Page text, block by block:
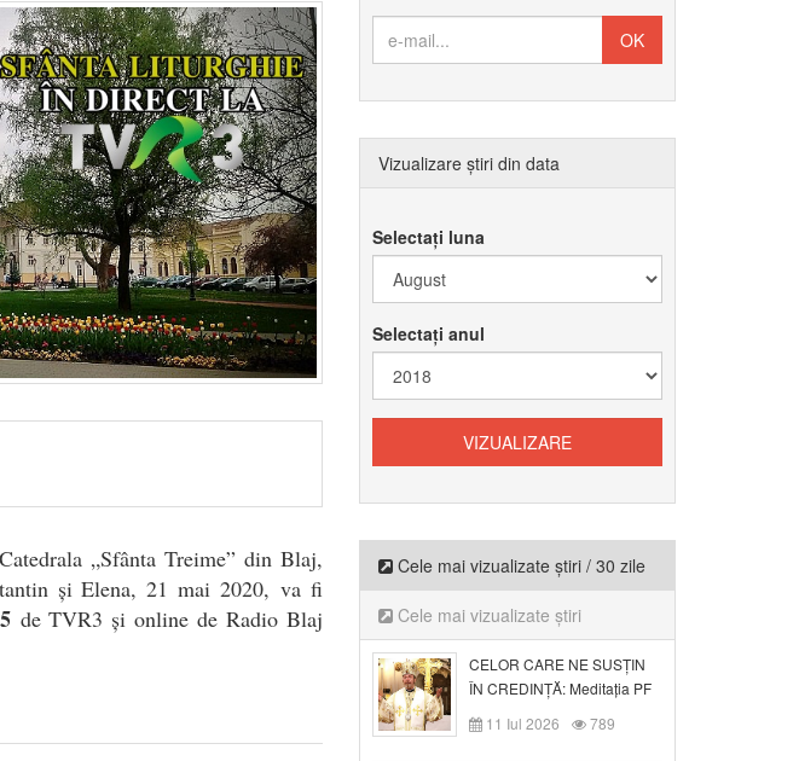
„Sfânta Treime” din Blaj,
și Elena, 21 mai 2020, va fi
de TVR3 și online de Radio Blaj
Vizualizare știri din data
Selectați luna
Selectați anul
Cele mai vizualizate știri / 30 zile
Cele mai vizualizate știri
CELOR CARE NE SUSȚIN
ÎN CREDINȚĂ: Meditația PF
Claudiu la Duminica a VI-a
după Rusalii
11 Iul 2026 789